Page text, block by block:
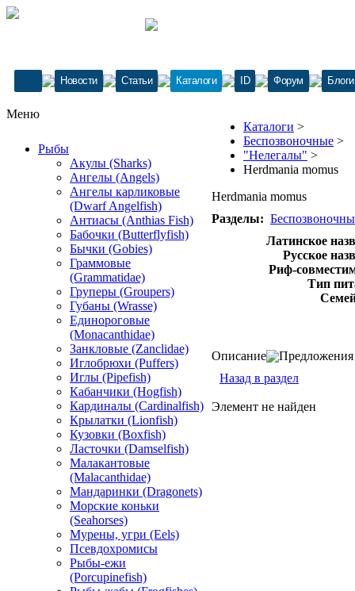
Новости Статьи Каталоги ID Форум Блоги
Меню
Рыбы
Акулы (Sharks)
Ангелы (Angels)
Ангелы карликовые
(Dwarf Angelfish)
Антиасы (Anthias Fish)
Бабочки (Butterflyfish)
Бычки (Gobies)
Граммовые
(Grammatidae)
Груперы (Groupers)
Губаны (Wrasse)
Единороговые
(Monacanthidae)
Занкловые (Zanclidae)
Иглобрюхи (Puffers)
Иглы (Pipefish)
Кабанчики (Hogfish)
Кардиналы (Cardinalfish)
Крылатки (Lionfish)
Кузовки (Boxfish)
Ласточки (Damselfish)
Малакантовые
(Malacanthidae)
Мандаринки (Dragonets)
Морские коньки
(Seahorses)
Мурены, угри (Eels)
Псевдохромисы
Рыбы-ежи
(Porcupinefish)
Каталоги >
Беспозвоночные >
"Нелегалы" >
Herdmania momus
Herdmania momus
Разделы:
Латинское
Русское
Риф-
Тип
Описание
Назад в раздел
Элемент не найден